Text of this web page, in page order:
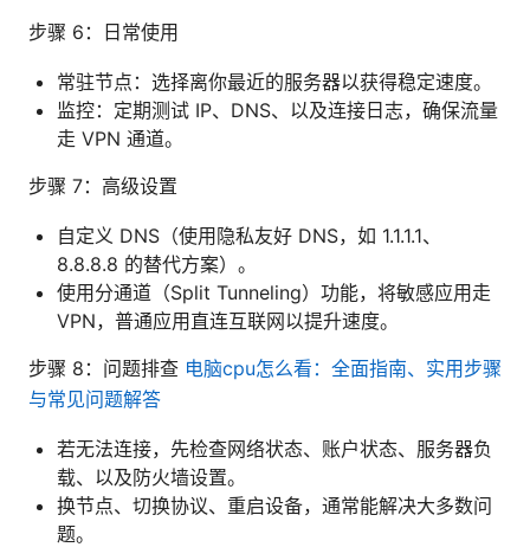
步骤 6：日常使用
常驻节点：选择离你最近的服务器以获得稳定速度。
监控：定期测试 IP、DNS、以及连接日志，确保流量
走 VPN 通道。
步骤 7：高级设置
自定义 DNS（使用隐私友好 DNS，如 1.1.1.1、
8.8.8.8 的替代方案）。
使用分通道（Split Tunneling）功能，将敏感应用走
VPN，普通应用直连互联网以提升速度。
步骤 8：问题排查 电脑cpu怎么看：全面指南、实用步骤
与常见问题解答
若无法连接，先检查网络状态、账户状态、服务器负
载、以及防火墙设置。
换节点、切换协议、重启设备，通常能解决大多数问
题。